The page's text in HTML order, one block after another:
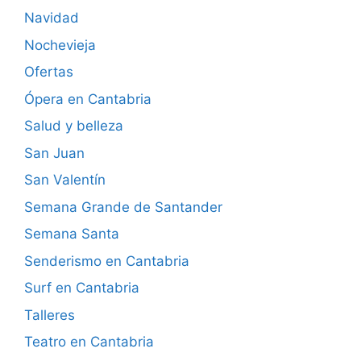
Navidad
Nochevieja
Ofertas
Ópera en Cantabria
Salud y belleza
San Juan
San Valentín
Semana Grande de Santander
Semana Santa
Senderismo en Cantabria
Surf en Cantabria
Talleres
Teatro en Cantabria